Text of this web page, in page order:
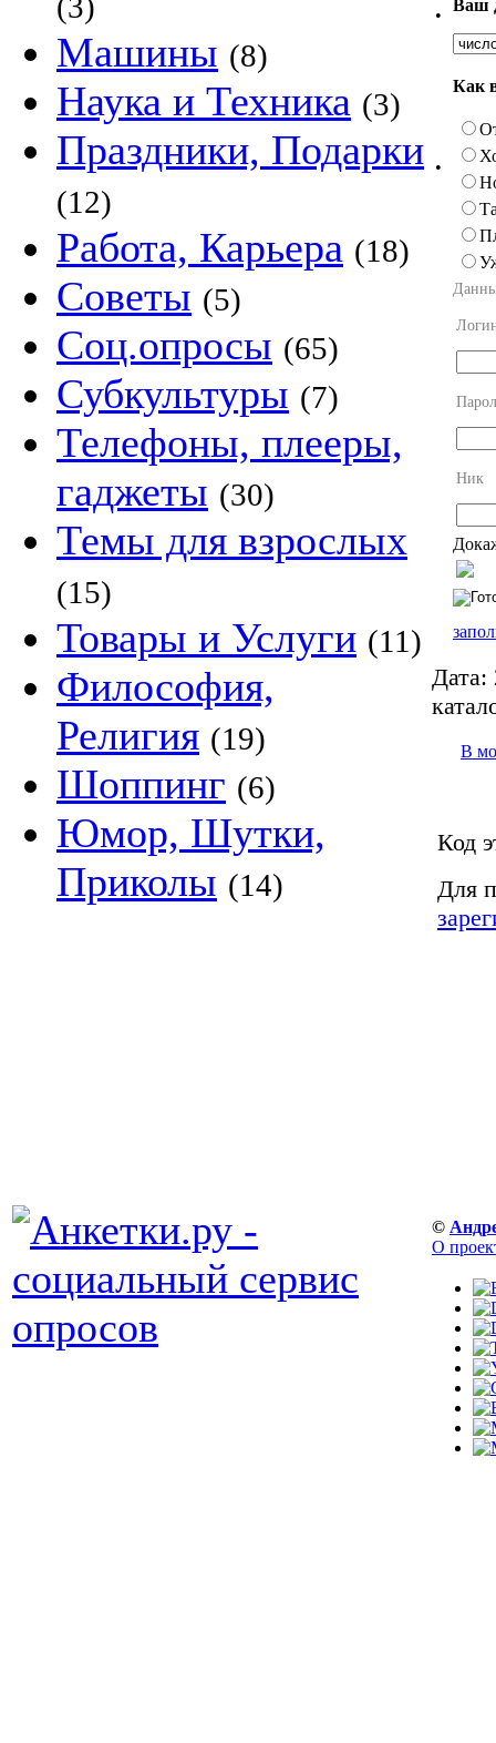
Машины (8)
Наука и Техника (3)
Праздники, Подарки
(12)
Работа, Карьера (18)
Советы (5)
Соц.опросы (65)
Субкультуры (7)
Телефоны, плееры,
гаджеты (30)
Темы для взрослых
(15)
Товары и Услуги (11)
Философия,
Религия (19)
Шоппинг (6)
Юмор, Шутки,
Приколы (14)
•
Ваш
•
Как
Ник
Дата:
В
Код
Для
©
О